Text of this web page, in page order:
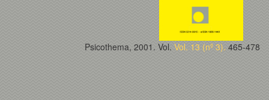
Psicothema, 2001. Vol. Vol. 13 (nº 3). 465-478